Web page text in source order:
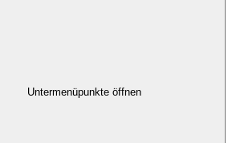
Untermenüpunkte öffnen